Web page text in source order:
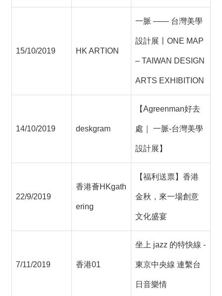
15/10/2019 HK ARTION
一脈 —— 台灣美學
設計展丨ONE MAP
– TAIWAN DESIGN
ARTS EXHIBITION
14/10/2019 deskgram
【Agreenman好去
處｜ 一脈-台灣美學
設計展】
22/9/2019
香港薈HKgath
ering
【福利送票】香港
金秋，來一場創意
文化盛宴
7/11/2019 香港01
坐上 jazz 的特快線 -
東京中央線 連繫台
日音樂情